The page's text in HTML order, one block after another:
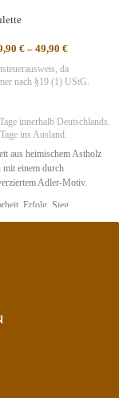
€– 49,90 €
da
nach §19 (1) UStG.
innerhalb Deutschlands.
ins Ausland.
aus heimischem Astholz
mit einem durch
Adler-Motiv.
Erfolg, Sieg